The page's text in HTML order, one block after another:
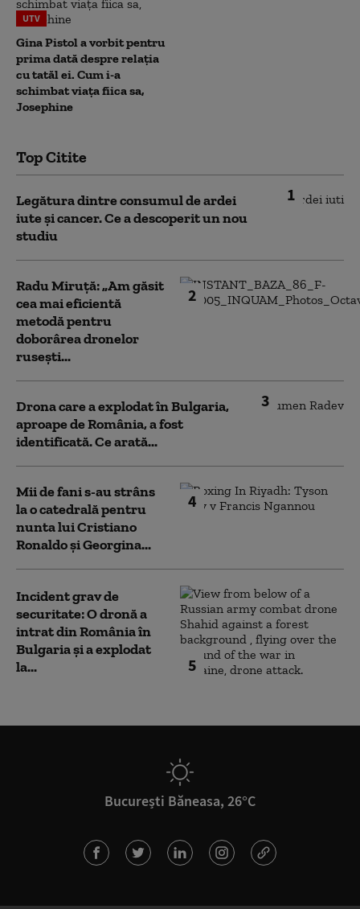
UTV
Gina Pistol a vorbit pentru
prima dată despre relația
cu tatăl ei. Cum i-a
schimbat viața fiica sa,
Josephine
Top Citite
1
Legătura dintre consumul de ardei
iute și cancer. Ce a descoperit un nou
studiu
2
Radu Miruță: „Am găsit
cea mai eficientă
metodă pentru
doborârea dronelor
rusești...
3
Drona care a explodat în Bulgaria,
aproape de România, a fost
identificată. Ce arată...
4
Mii de fani s-au strâns
la o catedrală pentru
nunta lui Cristiano
Ronaldo şi Georgina...
5
Incident grav de
securitate: O dronă a
intrat din România în
Bulgaria şi a explodat
la...
București Băneasa, 26°C